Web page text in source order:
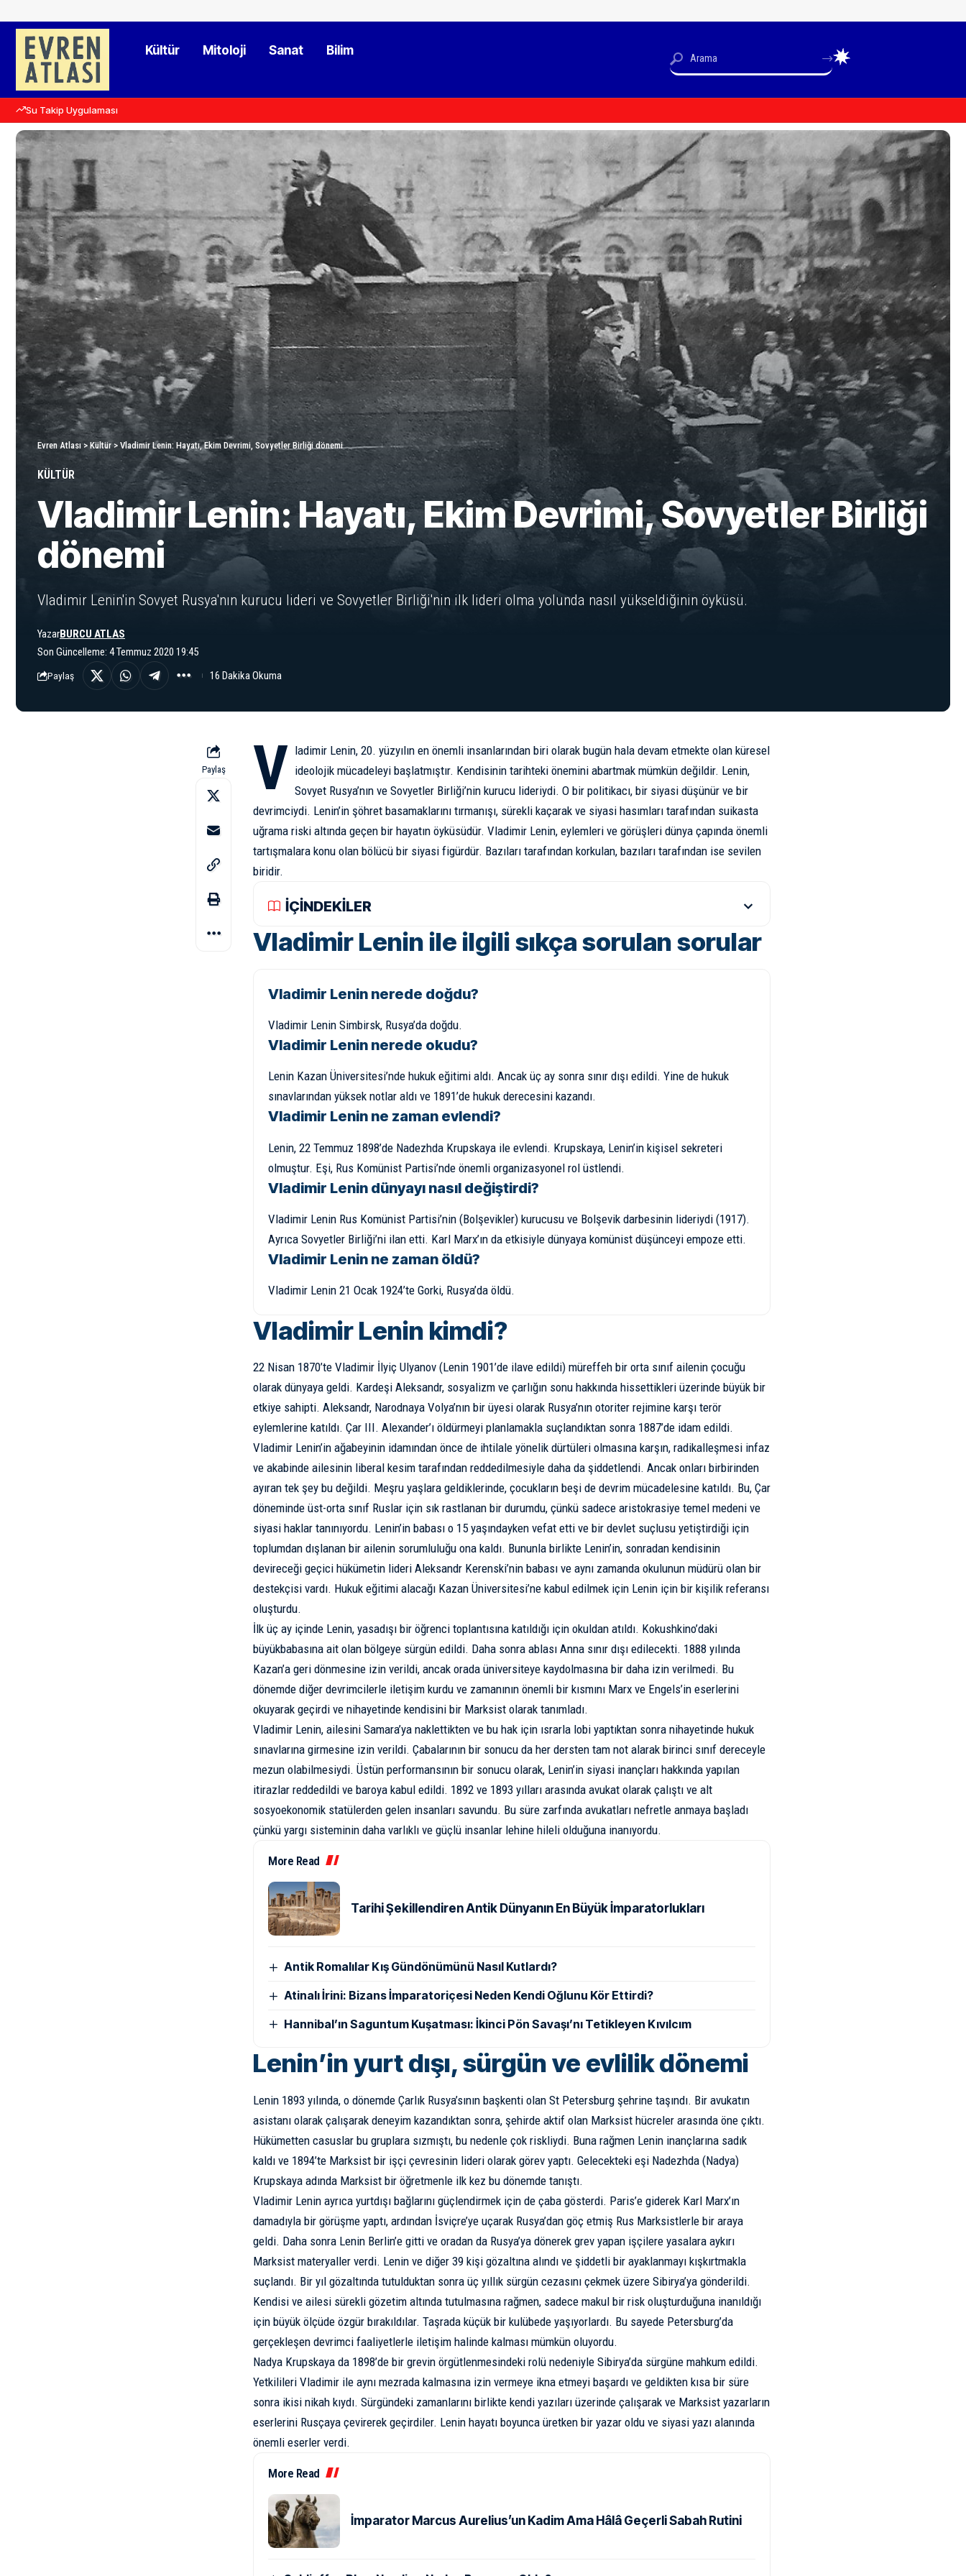
Kültür Mitoloji Sanat Bilim
Su Takip Uygulaması
Evren Atlası >Kültür> Vladimir Lenin: Hayatı, Ekim Devrimi, Sovyetler Birliği dönemi
KÜLTÜR
Vladimir Lenin: Hayatı, Ekim Devrimi, Sovyetler Birliği
dönemi
Vladimir Lenin'in Sovyet Rusya'nın kurucu lideri ve Sovyetler Birliği'nin ilk lideri olma yolunda nasıl yükseldiğinin öyküsü.
Son Güncelleme: 4 Temmuz 2020 19:45
YazarBURCU ATLAS
Paylaş 16 Dakika Okuma
Paylaş V ladimir Lenin, 20. yüzyılın en önemli insanlarından biri olarak bugün hala devam etmekte olan küresel
ideolojik mücadeleyi başlatmıştır. Kendisinin tarihteki önemini abartmak mümkün değildir. Lenin,
Sovyet Rusya’nın ve Sovyetler Birliği’nin kurucu lideriydi. O bir politikacı, bir siyasi düşünür ve bir
devrimciydi. Lenin’in şöhret basamaklarını tırmanışı, sürekli kaçarak ve siyasi hasımları tarafından suikasta
uğrama riski altında geçen bir hayatın öyküsüdür. Vladimir Lenin, eylemleri ve görüşleri dünya çapında önemli
tartışmalara konu olan bölücü bir siyasi figürdür. Bazıları tarafından korkulan, bazıları tarafından ise sevilen
biridir.
İÇİNDEKİLER
Vladimir Lenin ile ilgili sıkça sorulan sorular
Vladimir Lenin nerede doğdu?
Vladimir Lenin Simbirsk, Rusya’da doğdu.
Vladimir Lenin nerede okudu?
Lenin Kazan Üniversitesi’nde hukuk eğitimi aldı. Ancak üç ay sonra sınır dışı edildi. Yine de hukuk
sınavlarından yüksek notlar aldı ve 1891’de hukuk derecesini kazandı.
Vladimir Lenin ne zaman evlendi?
Lenin, 22 Temmuz 1898’de Nadezhda Krupskaya ile evlendi. Krupskaya, Lenin’in kişisel sekreteri
olmuştur. Eşi, Rus Komünist Partisi’nde önemli organizasyonel rol üstlendi.
Vladimir Lenin dünyayı nasıl değiştirdi?
Vladimir Lenin Rus Komünist Partisi’nin (Bolşevikler) kurucusu ve Bolşevik darbesinin lideriydi (1917).
Ayrıca Sovyetler Birliği’ni ilan etti. Karl Marx’ın da etkisiyle dünyaya komünist düşünceyi empoze etti.
Vladimir Lenin ne zaman öldü?
Vladimir Lenin 21 Ocak 1924’te Gorki, Rusya’da öldü.
Vladimir Lenin kimdi?
22 Nisan 1870’te Vladimir İlyiç Ulyanov (Lenin 1901’de ilave edildi) müreffeh bir orta sınıf ailenin çocuğu
olarak dünyaya geldi. Kardeşi Aleksandr, sosyalizm ve çarlığın sonu hakkında hissettikleri üzerinde büyük bir
etkiye sahipti. Aleksandr, Narodnaya Volya’nın bir üyesi olarak Rusya’nın otoriter rejimine karşı terör
eylemlerine katıldı. Çar III. Alexander’ı öldürmeyi planlamakla suçlandıktan sonra 1887’de idam edildi.
Vladimir Lenin’in ağabeyinin idamından önce de ihtilale yönelik dürtüleri olmasına karşın, radikalleşmesi infaz
ve akabinde ailesinin liberal kesim tarafından reddedilmesiyle daha da şiddetlendi. Ancak onları birbirinden
ayıran tek şey bu değildi. Meşru yaşlara geldiklerinde, çocukların beşi de devrim mücadelesine katıldı. Bu, Çar
döneminde üst-orta sınıf Ruslar için sık rastlanan bir durumdu, çünkü sadece aristokrasiye temel medeni ve
siyasi haklar tanınıyordu. Lenin’in babası o 15 yaşındayken vefat etti ve bir devlet suçlusu yetiştirdiği için
toplumdan dışlanan bir ailenin sorumluluğu ona kaldı. Bununla birlikte Lenin’in, sonradan kendisinin
devireceği geçici hükümetin lideri Aleksandr Kerenski’nin babası ve aynı zamanda okulunun müdürü olan bir
destekçisi vardı. Hukuk eğitimi alacağı Kazan Üniversitesi’ne kabul edilmek için Lenin için bir kişilik referansı
oluşturdu.
İlk üç ay içinde Lenin, yasadışı bir öğrenci toplantısına katıldığı için okuldan atıldı. Kokushkino’daki
büyükbabasına ait olan bölgeye sürgün edildi. Daha sonra ablası Anna sınır dışı edilecekti. 1888 yılında
Kazan’a geri dönmesine izin verildi, ancak orada üniversiteye kaydolmasına bir daha izin verilmedi. Bu
dönemde diğer devrimcilerle iletişim kurdu ve zamanının önemli bir kısmını Marx ve Engels’in eserlerini
okuyarak geçirdi ve nihayetinde kendisini bir Marksist olarak tanımladı.
Vladimir Lenin, ailesini Samara’ya naklettikten ve bu hak için ısrarla lobi yaptıktan sonra nihayetinde hukuk
sınavlarına girmesine izin verildi. Çabalarının bir sonucu da her dersten tam not alarak birinci sınıf dereceyle
mezun olabilmesiydi. Üstün performansının bir sonucu olarak, Lenin’in siyasi inançları hakkında yapılan
itirazlar reddedildi ve baroya kabul edildi. 1892 ve 1893 yılları arasında avukat olarak çalıştı ve alt
sosyoekonomik statülerden gelen insanları savundu. Bu süre zarfında avukatları nefretle anmaya başladı
çünkü yargı sisteminin daha varlıklı ve güçlü insanlar lehine hileli olduğuna inanıyordu.
More Read
Tarihi Şekillendiren Antik Dünyanın En Büyük İmparatorlukları
Antik Romalılar Kış Gündönümünü Nasıl Kutlardı?
Atinalı İrini: Bizans İmparatoriçesi Neden Kendi Oğlunu Kör Ettirdi?
Hannibal’ın Saguntum Kuşatması: İkinci Pön Savaşı’nı Tetikleyen Kıvılcım
Lenin’in yurt dışı, sürgün ve evlilik dönemi
Lenin 1893 yılında, o dönemde Çarlık Rusya’sının başkenti olan St Petersburg şehrine taşındı. Bir avukatın
asistanı olarak çalışarak deneyim kazandıktan sonra, şehirde aktif olan Marksist hücreler arasında öne çıktı.
Hükümetten casuslar bu gruplara sızmıştı, bu nedenle çok riskliydi. Buna rağmen Lenin inançlarına sadık
kaldı ve 1894’te Marksist bir işçi çevresinin lideri olarak görev yaptı. Gelecekteki eşi Nadezhda (Nadya)
Krupskaya adında Marksist bir öğretmenle ilk kez bu dönemde tanıştı.
Vladimir Lenin ayrıca yurtdışı bağlarını güçlendirmek için de çaba gösterdi. Paris’e giderek Karl Marx’ın
damadıyla bir görüşme yaptı, ardından İsviçre’ye uçarak Rusya’dan göç etmiş Rus Marksistlerle bir araya
geldi. Daha sonra Lenin Berlin’e gitti ve oradan da Rusya’ya dönerek grev yapan işçilere yasalara aykırı
Marksist materyaller verdi. Lenin ve diğer 39 kişi gözaltına alındı ve şiddetli bir ayaklanmayı kışkırtmakla
suçlandı. Bir yıl gözaltında tutulduktan sonra üç yıllık sürgün cezasını çekmek üzere Sibirya’ya gönderildi.
Kendisi ve ailesi sürekli gözetim altında tutulmasına rağmen, sadece makul bir risk oluşturduğuna inanıldığı
için büyük ölçüde özgür bırakıldılar. Taşrada küçük bir kulübede yaşıyorlardı. Bu sayede Petersburg’da
gerçekleşen devrimci faaliyetlerle iletişim halinde kalması mümkün oluyordu.
Nadya Krupskaya da 1898’de bir grevin örgütlenmesindeki rolü nedeniyle Sibirya’da sürgüne mahkum edildi.
Yetkilileri Vladimir ile aynı mezrada kalmasına izin vermeye ikna etmeyi başardı ve geldikten kısa bir süre
sonra ikisi nikah kıydı. Sürgündeki zamanlarını birlikte kendi yazıları üzerinde çalışarak ve Marksist yazarların
eserlerini Rusçaya çevirerek geçirdiler. Lenin hayatı boyunca üretken bir yazar oldu ve siyasi yazı alanında
önemli eserler verdi.
More Read
İmparator Marcus Aurelius’un Kadim Ama Hâlâ Geçerli Sabah Rutini